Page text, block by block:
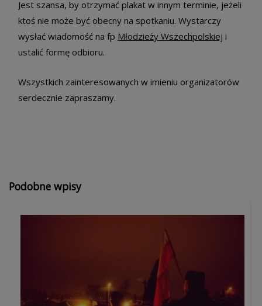
Jest szansa, by otrzymać plakat w innym terminie, jeżeli
ktoś nie może być obecny na spotkaniu. Wystarczy
wysłać wiadomość na fp Młodzieży Wszechpolskiej i
ustalić formę odbioru.
Wszystkich zainteresowanych w imieniu organizatorów
serdecznie zapraszamy.
Podobne wpisy